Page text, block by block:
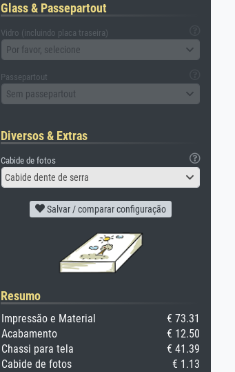
Glass & Passepartout
Vidro (incluindo placa traseira)
Por favor, selecione
Passepartout
Sem passepartout
Diversos & Extras
Cabide de fotos
Cabide dente de serra
Salvar / comparar configuração
Resumo
Impressão e Material
€ 73.31
Acabamento
€ 12.50
Chassi para tela
€ 41.39
Cabide de fotos
€ 1.13